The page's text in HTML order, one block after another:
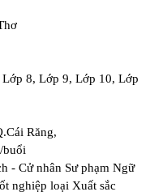
Lớp 8, Lớp 9, Lớp 10, Lớp
Răng,
buổi
- ​Cử nhân Sư phạm Ngữ
nghiệp loại Xuất sắc